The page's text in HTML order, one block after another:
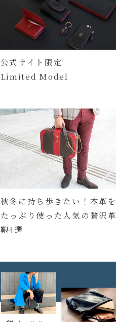
公式サイト限定
Limited Model
秋冬に持ち歩きたい！本革を
たっぷり使った人気の贅沢革
鞄4選